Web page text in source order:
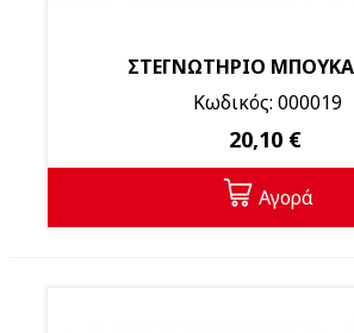
ΣΤΕΓΝΩΤΗΡΙΟ
Κωδικός: 000019
20,10 €
Αγορά